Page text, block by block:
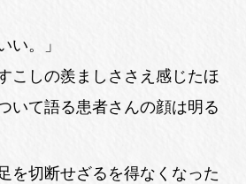
い。」
こしの羨ましささえ感じたほ
いて語る患者さんの顔は明る
を切断せざるを得なくなった